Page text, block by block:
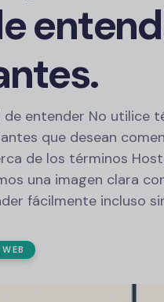
de entender No utilice
que desean
de los términos
una imagen clara
fácilmente incluso